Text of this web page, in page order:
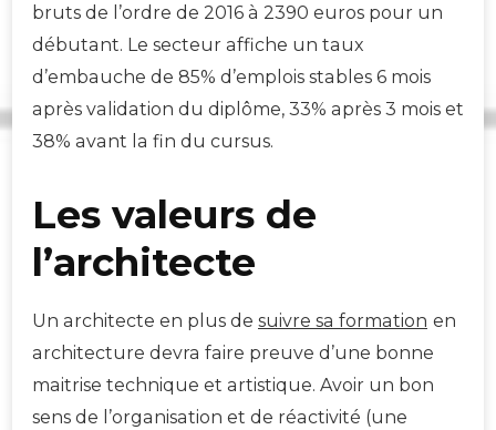
bruts de l’ordre de 2016 à 2390 euros pour un
débutant. Le secteur affiche un taux
d’embauche de 85% d’emplois stables 6 mois
après validation du diplôme, 33% après 3 mois et
38% avant la fin du cursus.
Les valeurs de
l’architecte
Un architecte en plus de suivre sa formation en
architecture devra faire preuve d’une bonne
maitrise technique et artistique. Avoir un bon
sens de l’organisation et de réactivité (une